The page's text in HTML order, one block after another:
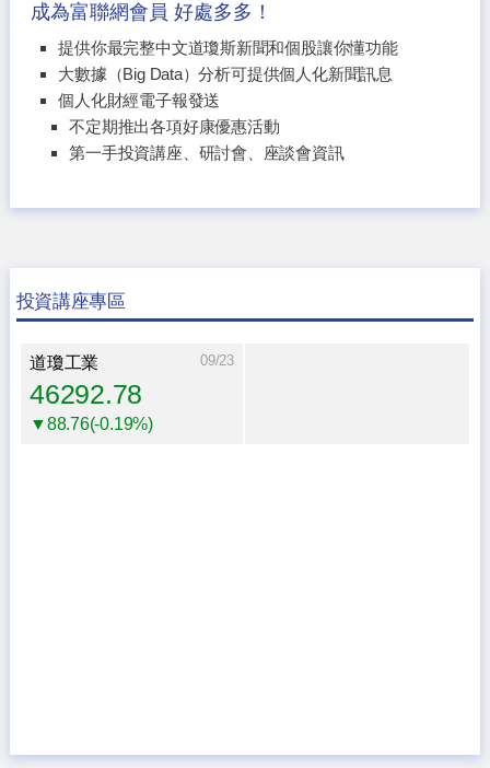
成為富聯網會員 好處多多！
提供你最完整中文道瓊斯新聞和個股讓你懂功能
大數據（Big Data）分析可提供個人化新聞訊息
個人化財經電子報發送
不定期推出各項好康優惠活動
第一手投資講座、研討會、座談會資訊
投資講座專區
道瓊工業 09/23
46292.78
▼88.76(-0.19%)